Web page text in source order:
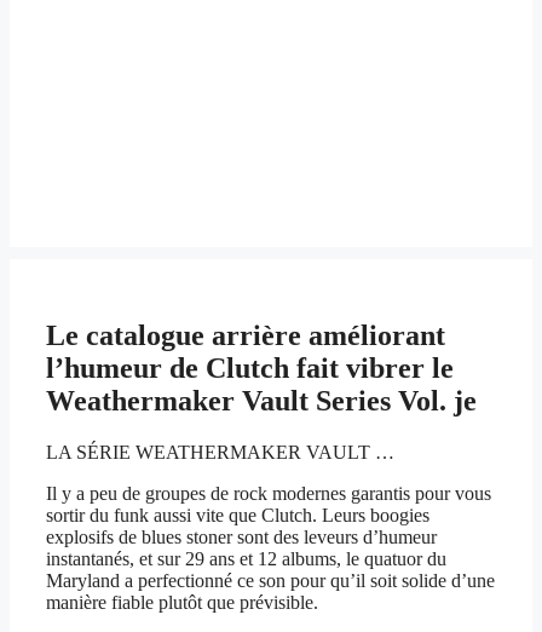
Le catalogue arrière améliorant
l’humeur de Clutch fait vibrer le
Weathermaker Vault Series Vol. je
LA SÉRIE WEATHERMAKER VAULT …
Il y a peu de groupes de rock modernes garantis pour vous
sortir du funk aussi vite que Clutch. Leurs boogies
explosifs de blues stoner sont des leveurs d’humeur
instantanés, et sur 29 ans et 12 albums, le quatuor du
Maryland a perfectionné ce son pour qu’il soit solide d’une
manière fiable plutôt que prévisible.